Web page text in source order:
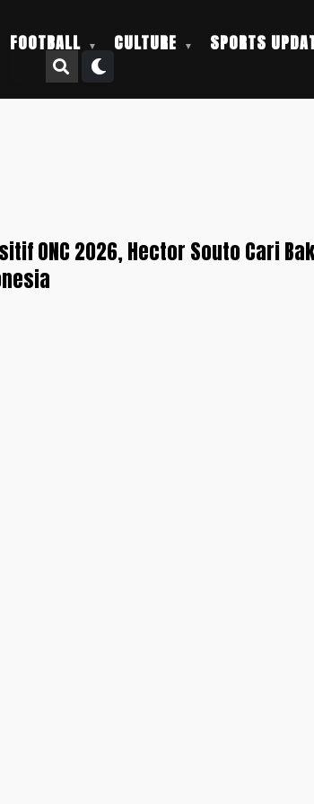
FOOTBALL CULTURE SPORTS
ONC 2026, Hector Souto Cari